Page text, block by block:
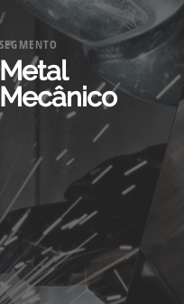
SEGMENTO
Metal
Mecânico